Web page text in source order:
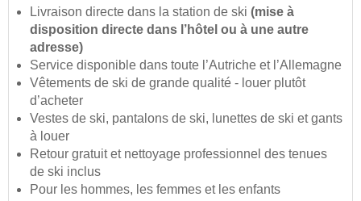
Livraison directe dans la station de ski (mise à
disposition directe dans l’hôtel ou à une autre
adresse)
Service disponible dans toute l’Autriche et l’Allemagne
Vêtements de ski de grande qualité - louer plutôt
d’acheter
Vestes de ski, pantalons de ski, lunettes de ski et gants
à louer
Retour gratuit et nettoyage professionnel des tenues
de ski inclus
Pour les hommes, les femmes et les enfants